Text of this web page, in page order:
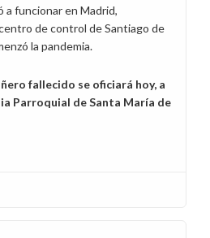
a funcionar en Madrid,
de control de Santiago de
la pandemia.
fallecido se oficiará hoy, a
Parroquial de Santa María de